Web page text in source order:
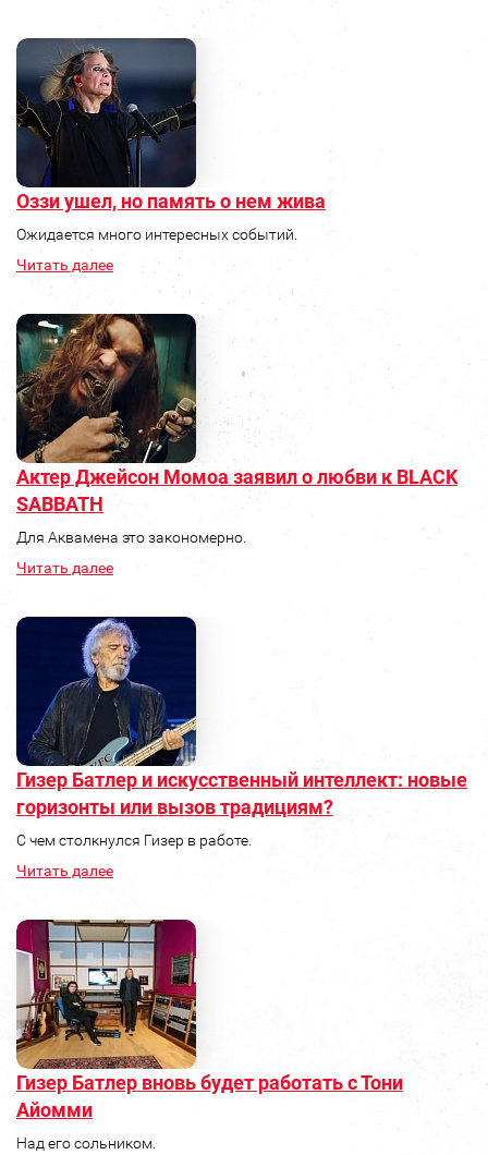
Оззи ушел, но память о нем жива
Ожидается много интересных событий.
Читать далее
Актер Джейсон Момоа заявил о любви к BLACK
SABBATH
Для Аквамена это закономерно.
Читать далее
Гизер Батлер и искусственный интеллект: новые
горизонты или вызов традициям?
С чем столкнулся Гизер в работе.
Читать далее
Гизер Батлер вновь будет работать с Тони
Айомми
Над его сольником.